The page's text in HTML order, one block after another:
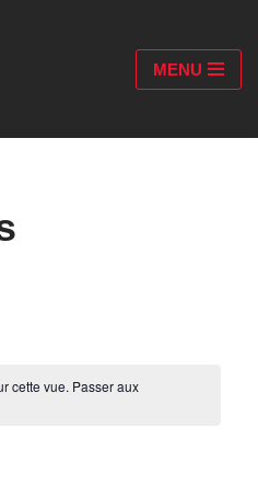
MENU
cette vue. Passer aux